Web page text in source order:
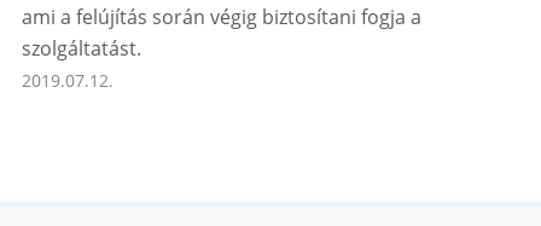
ami a felújítás során végig biztosítani fogja a
szolgáltatást.
2019.07.12.